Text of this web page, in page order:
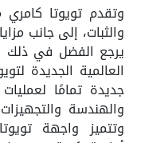
وتقدم تويوتا
والثبات، إلى جانب
يرجع الفضل في ذلك
العالمية الجديدة
جديدة تمامًا
والهندسة
وتتميز واجهة